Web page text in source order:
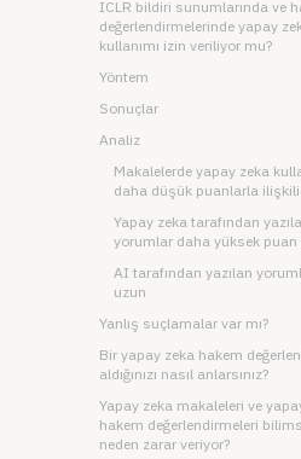
ICLR bildiri sunumlarında ve
değerlendirmelerinde yapay
kullanımı izin veriliyor mu?
Yöntem
Sonuçlar
Analiz
Makalelerde yapay zeka
daha düşük puanlarla
Yapay zeka tarafından
yorumlar daha yüksek puan
AI tarafından yazılan
uzun
Yanlış suçlamalar var mı?
Bir yapay zeka hakem
aldığınızı nasıl anlarsınız?
Yapay zeka makaleleri ve
hakem değerlendirmeleri
neden zarar veriyor?